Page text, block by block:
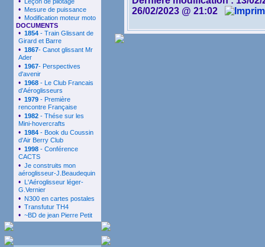
• Mesure de puissance
• Modification moteur moto
DOCUMENTS
• 1854 - Train Glissant de
Girard et Barre
• 1867- Canot glissant Mr
Ader
• 1967- Perspectives
d'avenir
• 1968 - Le Club Francais
d'Aéroglisseurs
• 1979 - Première
rencontre Française
• 1982 - Thése sur les
Mini-hovercrafts
• 1984 - Book du Coussin
d'Air Berry Club
• 1998 - Conférence
CACTS
• Je construits mon
aéroglisseur-J.Beaudequin
• L'Aéroglisseur léger-
G.Vernier
• N300 en cartes postales
• Transfutur TH4
• ~BD de jean Pierre Petit
26/02/2023 @ 21:02